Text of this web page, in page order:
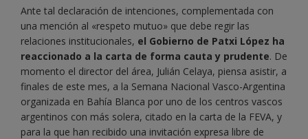
Ante tal declaración de intenciones, complementada con
una mención al «respeto mutuo» que debe regir las
relaciones institucionales, el Gobierno de Patxi López ha
reaccionado a la carta de forma cauta y prudente. De
momento el director del área, Julián Celaya, piensa asistir, a
finales de este mes, a la Semana Nacional Vasco-Argentina
organizada en Bahía Blanca por uno de los centros vascos
argentinos con más solera, citado en la carta de la FEVA, y
para la que han recibido una invitación expresa libre de